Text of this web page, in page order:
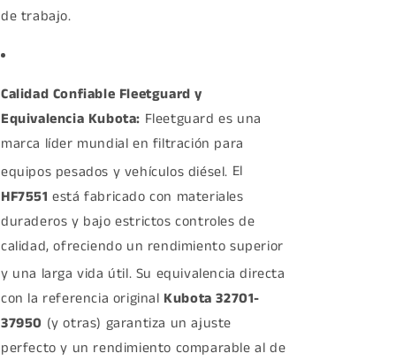
de trabajo.
Calidad Confiable Fleetguard y
Equivalencia Kubota: Fleetguard es una
marca líder mundial en filtración para
equipos pesados y vehículos diésel. El
HF7551 está fabricado con materiales
duraderos y bajo estrictos controles de
calidad, ofreciendo un rendimiento superior
y una larga vida útil. Su equivalencia directa
con la referencia original Kubota 32701-
37950 (y otras) garantiza un ajuste
perfecto y un rendimiento comparable al de